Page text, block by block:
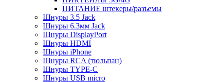
ПИТАНИЕ штекеры/разъемы
Шнуры 3.5 Jack
Шнуры 6.3мм Jack
Шнуры DisplayPort
Шнуры HDMI
Шнуры iPhone
Шнуры RCA (тюльпан)
Шнуры TYPE-C
Шнуры USB micro